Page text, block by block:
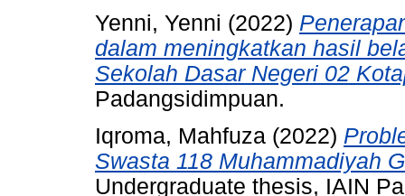
Yenni, Yenni (2022)
dalam meningkatkan hasil
Sekolah Dasar Negeri 02
Padangsidimpuan.
Iqroma, Mahfuza (2022)
Swasta 118 Muhammadiyah
Undergraduate thesis, IAIN